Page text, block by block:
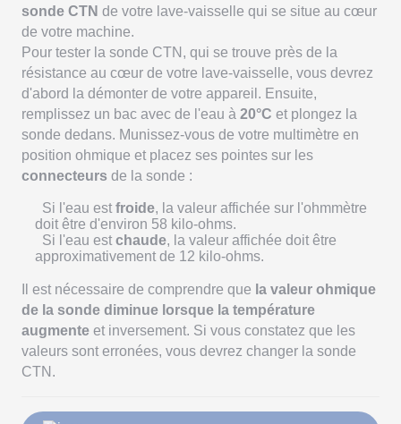
sonde CTN de votre lave-vaisselle qui se situe au cœur
de votre machine.
Pour tester la sonde CTN, qui se trouve près de la
résistance au cœur de votre lave-vaisselle, vous devrez
d'abord la démonter de votre appareil. Ensuite,
remplissez un bac avec de l'eau à 20°C et plongez la
sonde dedans. Munissez-vous de votre multimètre en
position ohmique et placez ses pointes sur les
connecteurs de la sonde :
Si l'eau est froide, la valeur affichée sur l'ohmmètre
doit être d'environ 58 kilo-ohms.
Si l'eau est chaude, la valeur affichée doit être
approximativement de 12 kilo-ohms.
Il est nécessaire de comprendre que la valeur ohmique
de la sonde diminue lorsque la température
augmente et inversement. Si vous constatez que les
valeurs sont erronées, vous devrez changer la sonde
CTN.